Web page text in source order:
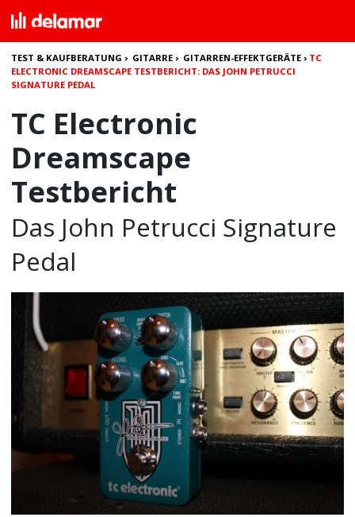
TEST & KAUFBERATUNG › GITARRE › GITARREN-EFFEKTGERÄTE › TC
ELECTRONIC DREAMSCAPE TESTBERICHT: DAS JOHN PETRUCCI
SIGNATURE PEDAL
TC Electronic
Dreamscape
Testbericht
Das John Petrucci Signature
Pedal